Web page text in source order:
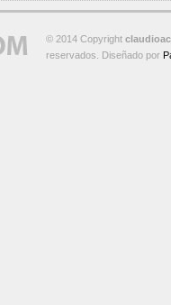
© 2014 Copyright
reservados. Diseñado por